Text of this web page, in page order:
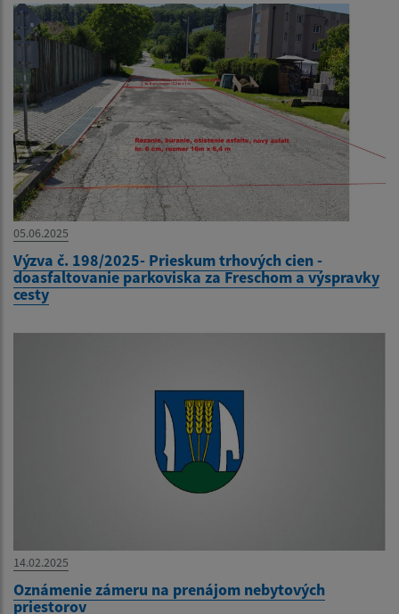
05.06.2025
Výzva č. 198/2025- Prieskum trhových cien -
doasfaltovanie parkoviska za Freschom a výspravky
cesty
14.02.2025
Oznámenie zámeru na prenájom nebytových
priestorov